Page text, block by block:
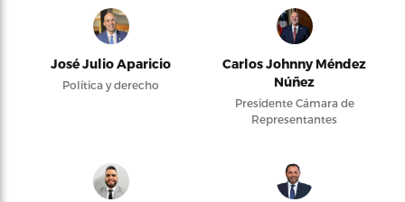
José Julio Aparicio
Política y derecho
Carlos Johnny Méndez
Núñez
Presidente Cámara de
Representantes